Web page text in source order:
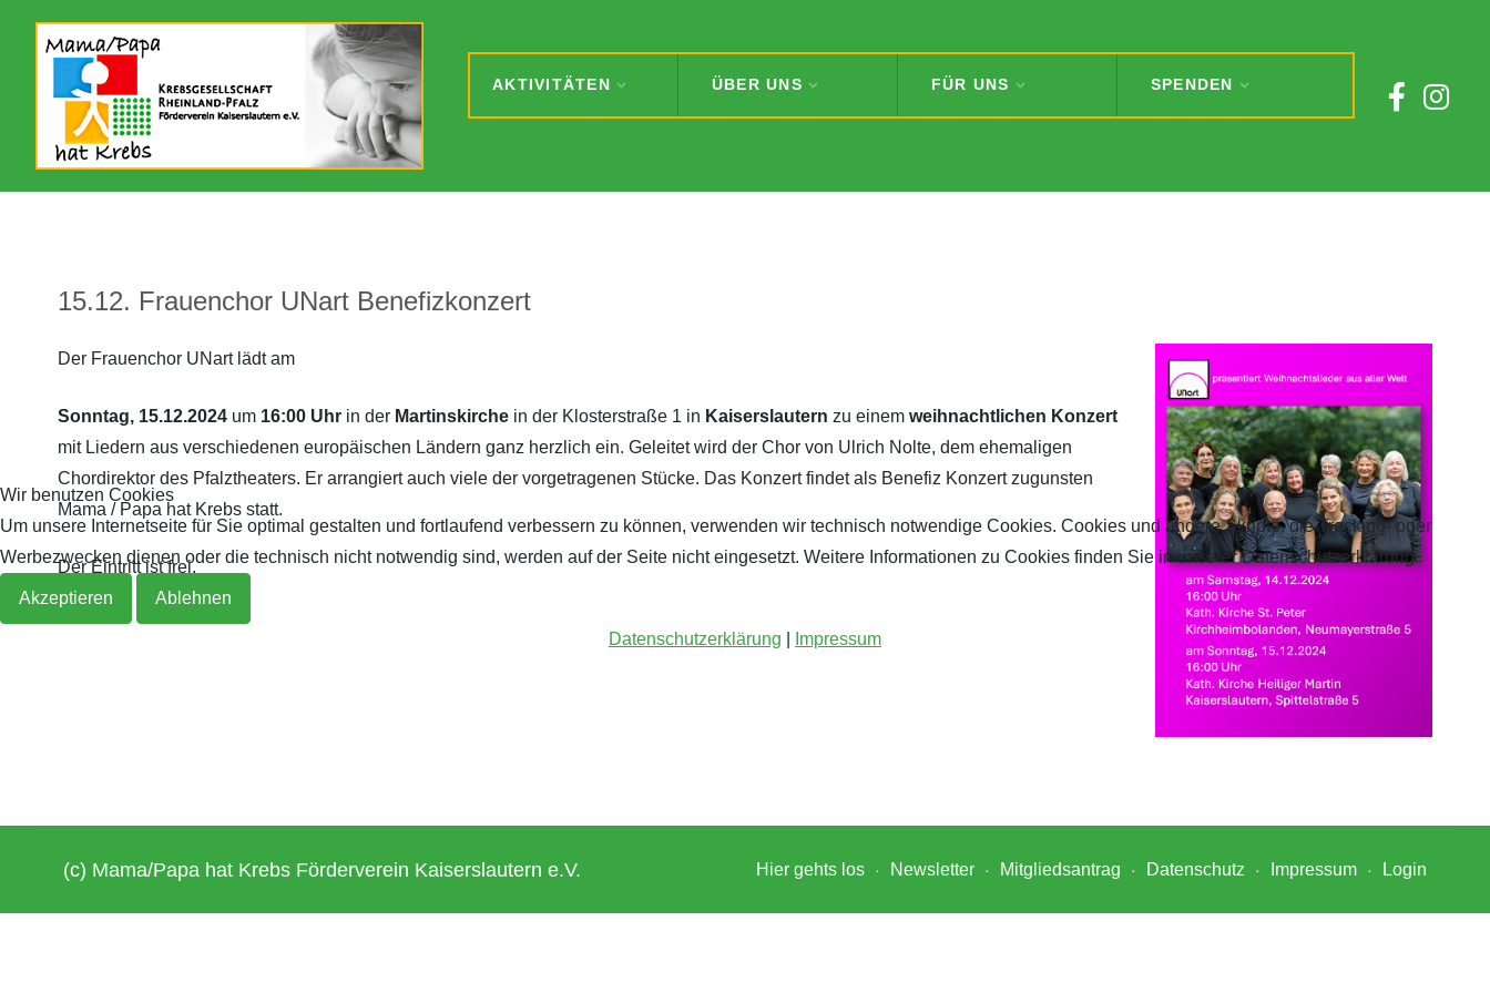
AKTIVITÄTEN ÜBER UNS FÜR UNS SPENDEN
15.12. Frauenchor UNart Benefizkonzert
Der Frauenchor UNart lädt am
Sonntag, 15.12.2024 um 16:00 Uhr in der Martinskirche in der Klosterstraße 1 in Kaiserslautern zu einem weihnachtlichen Konzert
mit Liedern aus verschiedenen europäischen Ländern ganz herzlich ein. Geleitet wird der Chor von Ulrich Nolte, dem ehemaligen
Chordirektor des Pfalztheaters. Er arrangiert auch viele der vorgetragenen Stücke. Das Konzert findet als Benefiz Konzert zugunsten
Mama / Papa hat Krebs statt.
Der Eintritt ist frei.
(c) Mama/Papa hat Krebs Förderverein Kaiserslautern e.V. Hier gehts los Newsletter Mitgliedsantrag Datenschutz Impressum Login
Wir benutzen Cookies
Um unsere Internetseite für Sie optimal gestalten und fortlaufend verbessern zu können, verwenden wir technisch notwendige Cookies. Cookies und andere Skripte, die Tracking- oder
Werbezwecken dienen oder die technisch nicht notwendig sind, werden auf der Seite nicht eingesetzt. Weitere Informationen zu Cookies finden Sie in unserer Datenschutzerklärung.
Akzeptieren Ablehnen
Datenschutzerklärung Impressum